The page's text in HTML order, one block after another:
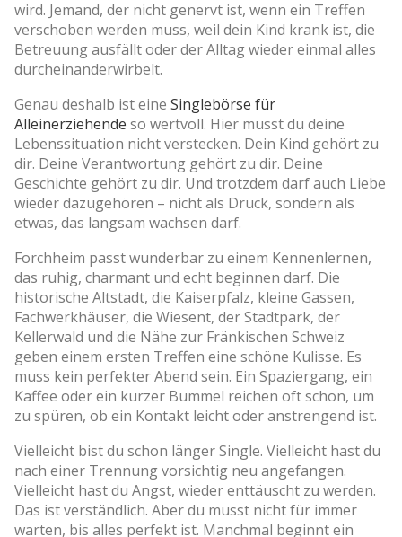
wird. Jemand, der nicht genervt ist, wenn ein Treffen
verschoben werden muss, weil dein Kind krank ist, die
Betreuung ausfällt oder der Alltag wieder einmal alles
durcheinanderwirbelt.
Genau deshalb ist eine Singlebörse für
Alleinerziehende so wertvoll. Hier musst du deine
Lebenssituation nicht verstecken. Dein Kind gehört zu
dir. Deine Verantwortung gehört zu dir. Deine
Geschichte gehört zu dir. Und trotzdem darf auch Liebe
wieder dazugehören – nicht als Druck, sondern als
etwas, das langsam wachsen darf.
Forchheim passt wunderbar zu einem Kennenlernen,
das ruhig, charmant und echt beginnen darf. Die
historische Altstadt, die Kaiserpfalz, kleine Gassen,
Fachwerkhäuser, die Wiesent, der Stadtpark, der
Kellerwald und die Nähe zur Fränkischen Schweiz
geben einem ersten Treffen eine schöne Kulisse. Es
muss kein perfekter Abend sein. Ein Spaziergang, ein
Kaffee oder ein kurzer Bummel reichen oft schon, um
zu spüren, ob ein Kontakt leicht oder anstrengend ist.
Vielleicht bist du schon länger Single. Vielleicht hast du
nach einer Trennung vorsichtig neu angefangen.
Vielleicht hast du Angst, wieder enttäuscht zu werden.
Das ist verständlich. Aber du musst nicht für immer
warten, bis alles perfekt ist. Manchmal beginnt ein